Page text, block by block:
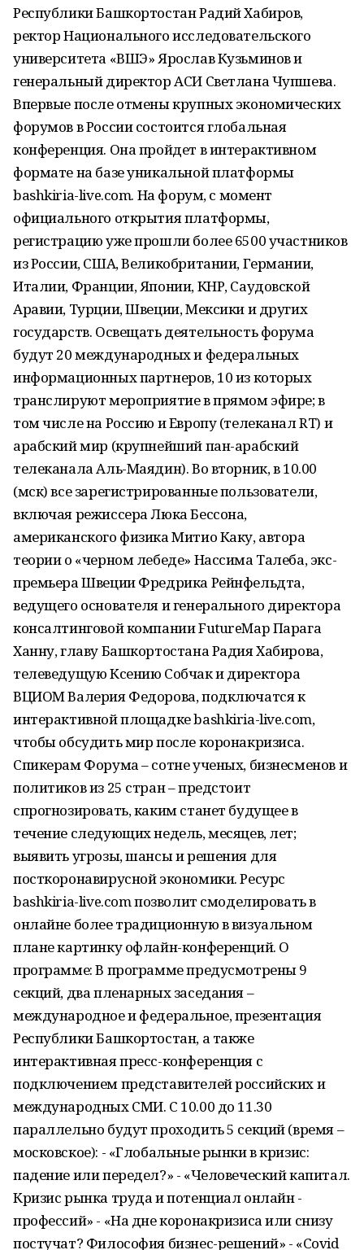
Республики Башкортостан Радий Хабиров,
ректор Национального исследовательского
университета «ВШЭ» Ярослав Кузьминов и
генеральный директор АСИ Светлана Чупшева.
Впервые после отмены крупных экономических
форумов в России состоится глобальная
конференция. Она пройдет в интерактивном
формате на базе уникальной платформы
bashkiria-live.com. На форум, с момент
официального открытия платформы,
регистрацию уже прошли более 6500 участников
из России, США, Великобритании, Германии,
Италии, Франции, Японии, КНР, Саудовской
Аравии, Турции, Швеции, Мексики и других
государств. Освещать деятельность форума
будут 20 международных и федеральных
информационных партнеров, 10 из которых
транслируют мероприятие в прямом эфире; в
том числе на Россию и Европу (телеканал RT) и
арабский мир (крупнейший пан-арабский
телеканала Аль-Маядин). Во вторник, в 10.00
(мск) все зарегистрированные пользователи,
включая режиссера Люка Бессона,
американского физика Митио Каку, автора
теории о «черном лебеде» Нассима Талеба, экс-
премьера Швеции Фредрика Рейнфельдта,
ведущего основателя и генерального директора
консалтинговой компании FutureMap Парага
Ханну, главу Башкортостана Радия Хабирова,
телеведущую Ксению Собчак и директора
ВЦИОМ Валерия Федорова, подключатся к
интерактивной площадке bashkiria-live.com,
чтобы обсудить мир после коронакризиса.
Спикерам Форума – сотне ученых, бизнесменов и
политиков из 25 стран – предстоит
спрогнозировать, каким станет будущее в
течение следующих недель, месяцев, лет;
выявить угрозы, шансы и решения для
посткоронавирусной экономики. Ресурс
bashkiria-live.com позволит смоделировать в
онлайне более традиционную в визуальном
плане картинку офлайн-конференций. О
программе: В программе предусмотрены 9
секций, два пленарных заседания –
международное и федеральное, презентация
Республики Башкортостан, а также
интерактивная пресс-конференция с
подключением представителей российских и
международных СМИ. С 10.00 до 11.30
параллельно будут проходить 5 секций (время –
московское): - «Глобальные рынки в кризис:
падение или передел?» - «Человеческий капитал.
Кризис рынка труда и потенциал онлайн -
профессий» - «На дне коронакризиса или снизу
постучат? Философия бизнес-решений» - «Covid